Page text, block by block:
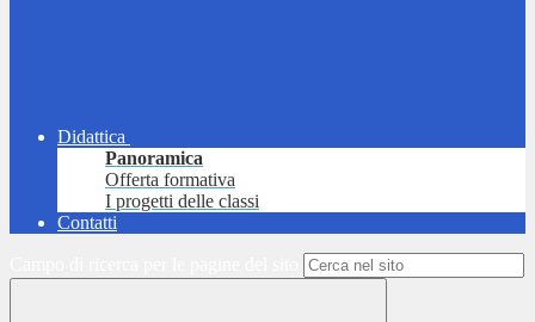
Didattica
Panoramica
Offerta formativa
I progetti delle classi
Contatti